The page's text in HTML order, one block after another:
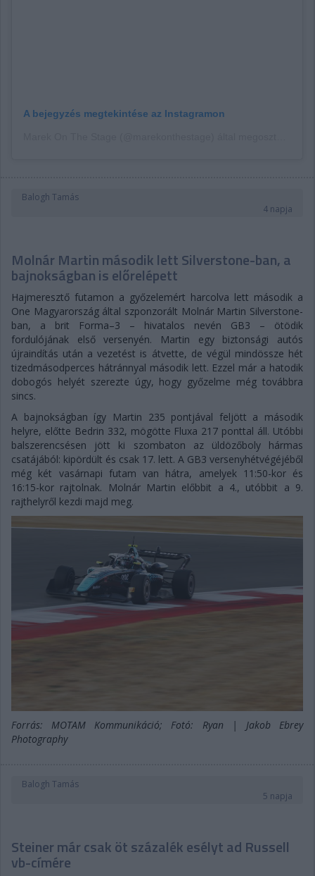
A bejegyzés megtekintése az Instagramon
Balogh Tamás
4 napja
Molnár Martin második lett Silverstone-ban, a
bajnokságban is előrelépett
Hajmeresztő futamon a győzelemért harcolva lett második a
One Magyarország által szponzorált Molnár Martin Silverstone-
ban, a brit Forma–3 – hivatalos nevén GB3 – ötödik
fordulójának első versenyén. Martin egy biztonsági autós
újraindítás után a vezetést is átvette, de végül mindössze hét
tizedmásodperces hátránnyal második lett. Ezzel már a hatodik
dobogós helyét szerezte úgy, hogy győzelme még továbbra
sincs.
A bajnokságban így Martin 235 pontjával feljött a második
helyre, előtte Bedrin 332, mögötte Fluxa 217 ponttal áll. Utóbbi
balszerencsésen jött ki szombaton az üldözőboly hármas
csatájából: kipördült és csak 17. lett. A GB3 versenyhétvégéjéből
még két vasárnapi futam van hátra, amelyek 11:50-kor és
16:15-kor rajtolnak. Molnár Martin előbbit a 4., utóbbit a 9.
rajthelyről kezdi majd meg.
Forrás: MOTAM Kommunikáció; Fotó: Ryan | Jakob Ebrey
Photography
Balogh Tamás
5 napja
Steiner már csak öt százalék esélyt ad Russell
vb-címére